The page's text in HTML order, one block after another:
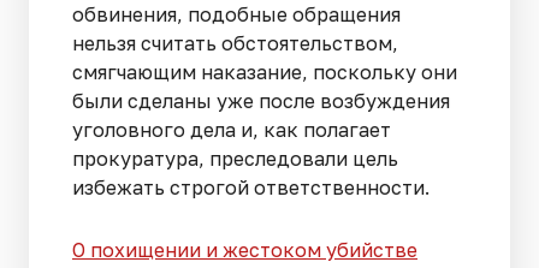
обвинения, подобные обращения
нельзя считать обстоятельством,
смягчающим наказание, поскольку они
были сделаны уже после возбуждения
уголовного дела и, как полагает
прокуратура, преследовали цель
избежать строгой ответственности.
О похищении и жестоком убийстве